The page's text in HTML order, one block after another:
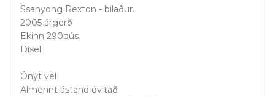
Ssanyong Rexton - bilaður.
2005 árgerð
Ekinn 290þús.
Dísel
Ónýt vél
Almennt ástand óvitað